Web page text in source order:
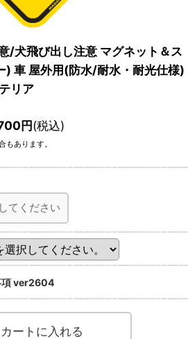
/犬飛び出し注意 マグネット＆ス
) 車 屋外用(防水/耐水・耐光仕様)
リア
円(税込)
もあります。
てください
項 ver2604
カートに入れる